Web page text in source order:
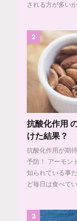
される方が多い
2
抗酸化作用
けた結果？
抗酸化作用が期
予防！ アーモン
知られている事
ど毎日は食べて
3